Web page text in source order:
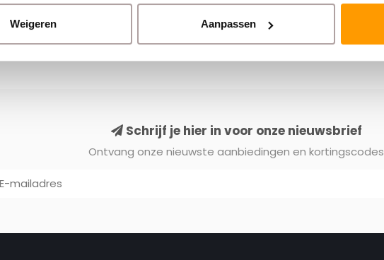
Weigeren Aanpassen
Schrijf je hier in voor onze nieuwsbrief
Ontvang onze nieuwste aanbiedingen en kortingscodes